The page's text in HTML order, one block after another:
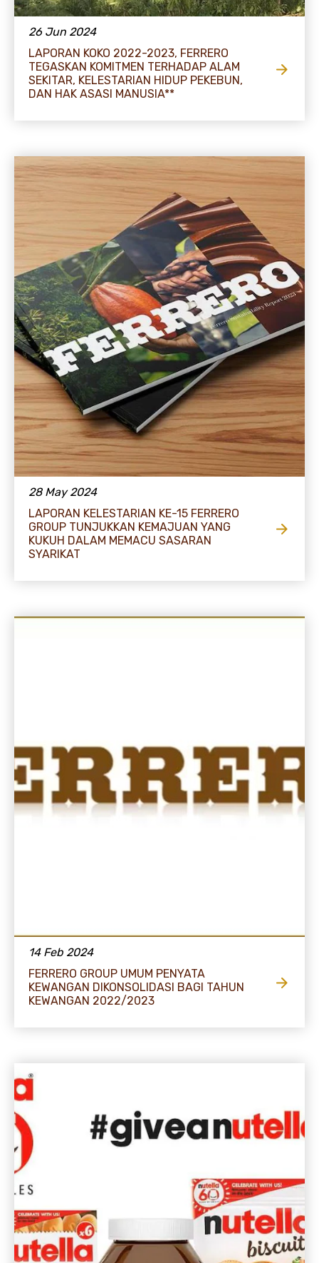
26 Jun 2024
LAPORAN KOKO 2022-2023, FERRERO
TEGASKAN KOMITMEN TERHADAP ALAM
SEKITAR, KELESTARIAN HIDUP PEKEBUN,
DAN HAK ASASI MANUSIA**
28 May 2024
LAPORAN KELESTARIAN KE-15 FERRERO
GROUP TUNJUKKAN KEMAJUAN YANG
KUKUH DALAM MEMACU SASARAN
SYARIKAT
14 Feb 2024
FERRERO GROUP UMUM PENYATA
KEWANGAN DIKONSOLIDASI BAGI TAHUN
KEWANGAN 2022/2023